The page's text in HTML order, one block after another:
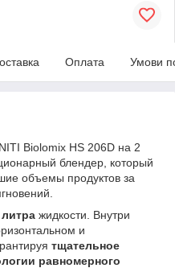
Оплата Умови
Biolomix HS 206D на 2
блендер, который
объемы продуктов за
жидкости. Внутри
и
тщательное
равномерного